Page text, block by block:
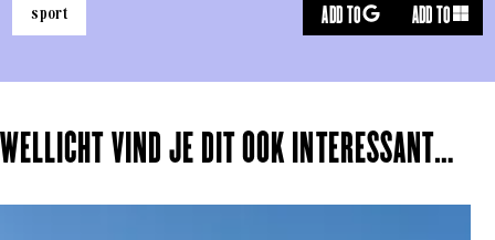
sport ADD TO ADD TO
WELLICHT VIND JE DIT OOK INTERESSANT…